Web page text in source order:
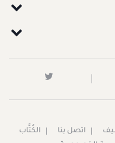
اتصل بنا
الكُتَّاب